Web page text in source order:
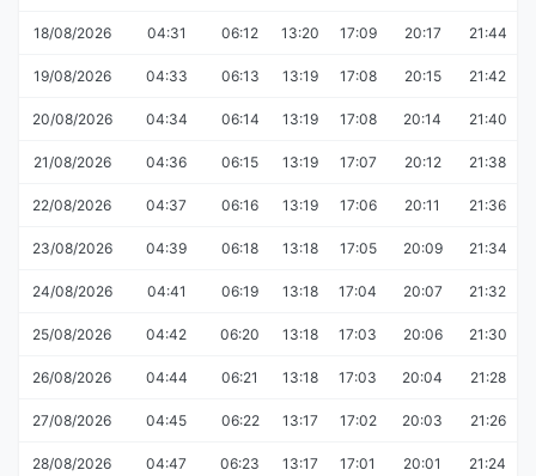
18/08/2026 04:31 06:12 13:20 17:09 20:17 21:44
19/08/2026 04:33 06:13 13:19 17:08 20:15 21:42
20/08/2026 04:34 06:14 13:19 17:08 20:14 21:40
21/08/2026 04:36 06:15 13:19 17:07 20:12 21:38
22/08/2026 04:37 06:16 13:19 17:06 20:11 21:36
23/08/2026 04:39 06:18 13:18 17:05 20:09 21:34
24/08/2026 04:41 06:19 13:18 17:04 20:07 21:32
25/08/2026 04:42 06:20 13:18 17:03 20:06 21:30
26/08/2026 04:44 06:21 13:18 17:03 20:04 21:28
27/08/2026 04:45 06:22 13:17 17:02 20:03 21:26
28/08/2026 04:47 06:23 13:17 17:01 20:01 21:24